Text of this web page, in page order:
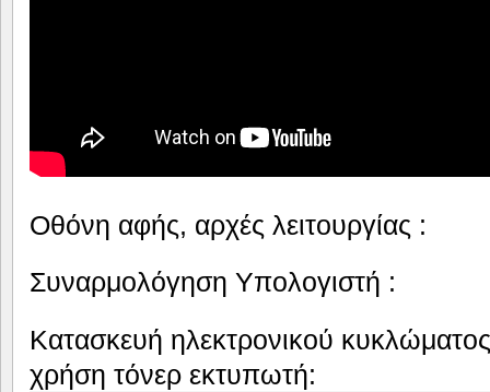
Οθόνη αφής, αρχές λειτουργίας :
Συναρμολόγηση Υπολογιστή :
Κατασκευή ηλεκτρονικού
χρήση τόνερ εκτυπωτή: